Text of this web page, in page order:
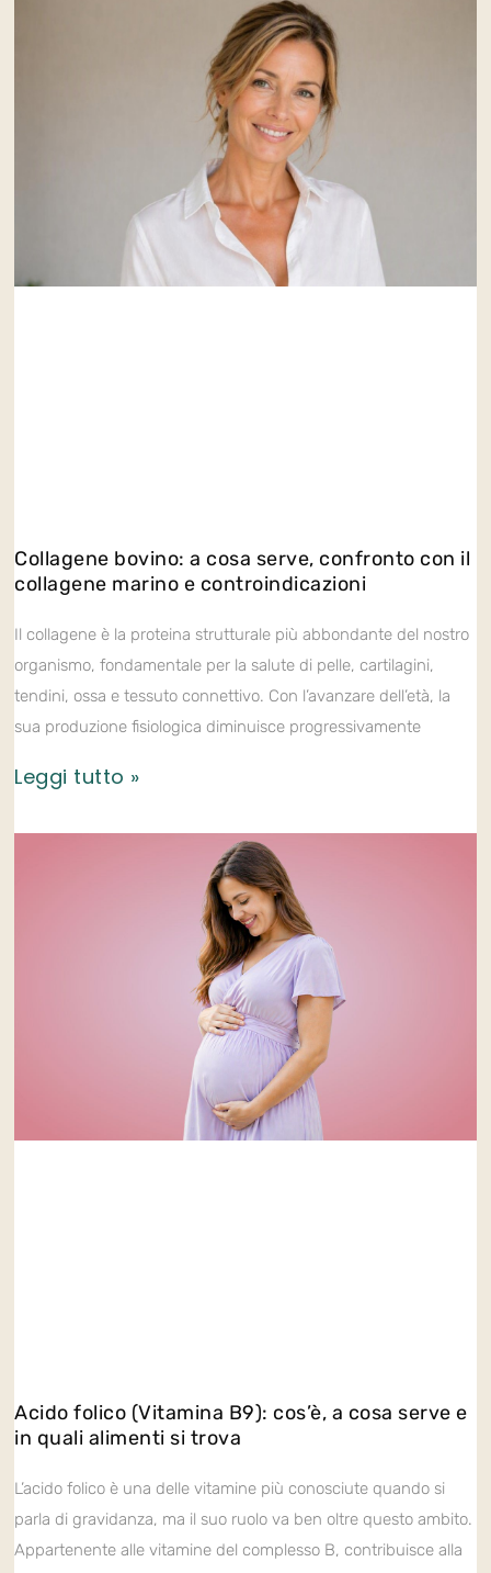
Collagene bovino: a cosa serve, confronto con il
collagene marino e controindicazioni
Il collagene è la proteina strutturale più abbondante del nostro
organismo, fondamentale per la salute di pelle, cartilagini,
tendini, ossa e tessuto connettivo. Con l’avanzare dell’età, la
sua produzione fisiologica diminuisce progressivamente
Leggi tutto »
Acido folico (Vitamina B9): cos’è, a cosa serve e
in quali alimenti si trova
L’acido folico è una delle vitamine più conosciute quando si
parla di gravidanza, ma il suo ruolo va ben oltre questo ambito.
Appartenente alle vitamine del complesso B, contribuisce alla